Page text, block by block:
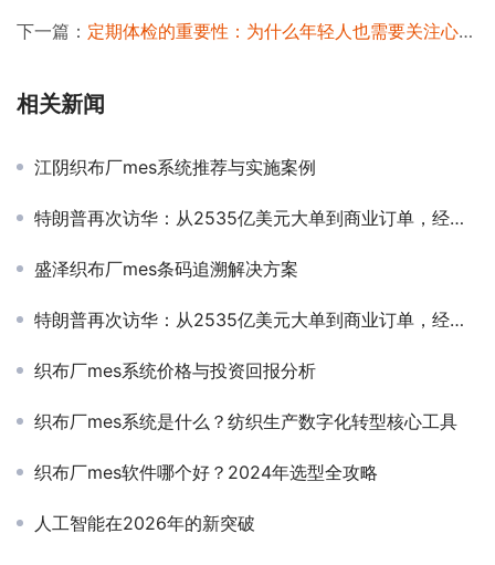
下一篇： 定期体检的重要性：为什么年轻人也需要关注心脏健康
相关新闻
江阴织布厂mes系统推荐与实施案例
特朗普再次访华：从2535亿美元大单到商业订单，经贸合作底层逻辑变了
盛泽织布厂mes条码追溯解决方案
特朗普再次访华：从2535亿美元大单到商业订单，经贸合作底层逻辑变了
织布厂mes系统价格与投资回报分析
织布厂mes系统是什么？纺织生产数字化转型核心工具
织布厂mes软件哪个好？2024年选型全攻略
人工智能在2026年的新突破